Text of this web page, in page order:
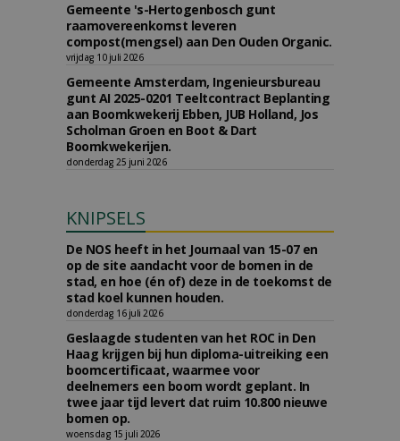
Gemeente 's-Hertogenbosch gunt
raamovereenkomst leveren
compost(mengsel) aan Den Ouden Organic.
vrijdag 10 juli 2026
Gemeente Amsterdam, Ingenieursbureau
gunt AI 2025-0201 Teeltcontract Beplanting
aan Boomkwekerij Ebben, JUB Holland, Jos
Scholman Groen en Boot & Dart
Boomkwekerijen.
donderdag 25 juni 2026
KNIPSELS
De NOS heeft in het Journaal van 15-07 en
op de site aandacht voor de bomen in de
stad, en hoe (én of) deze in de toekomst de
stad koel kunnen houden.
donderdag 16 juli 2026
Geslaagde studenten van het ROC in Den
Haag krijgen bij hun diploma-uitreiking een
boomcertificaat, waarmee voor
deelnemers een boom wordt geplant. In
twee jaar tijd levert dat ruim 10.800 nieuwe
bomen op.
woensdag 15 juli 2026